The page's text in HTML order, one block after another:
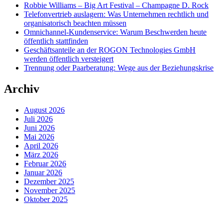
Robbie Williams – Big Art Festival – Champagne D. Rock
Telefonvertrieb auslagern: Was Unternehmen rechtlich und
organisatorisch beachten müssen
Omnichannel-Kundenservice: Warum Beschwerden heute
öffentlich stattfinden
Geschäftsanteile an der ROGON Technologies GmbH
werden öffentlich versteigert
Trennung oder Paarberatung: Wege aus der Beziehungskrise
Archiv
August 2026
Juli 2026
Juni 2026
Mai 2026
April 2026
März 2026
Februar 2026
Januar 2026
Dezember 2025
November 2025
Oktober 2025